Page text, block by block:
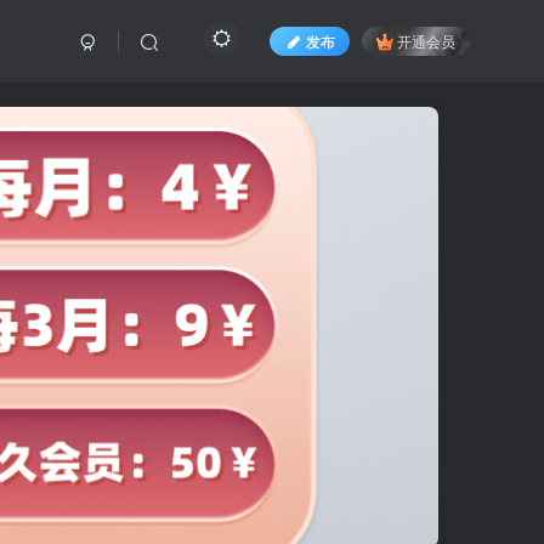
发布 开通会员